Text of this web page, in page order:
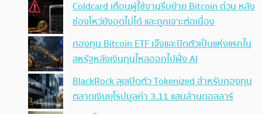
Coldcard เตือนผู้ใช้งานรีบย้าย Bitcoin ด่วน หลัง
ช่องโหว่ยังอุดไม่ได้ และถูกเจาะต่อเนื่อง
กองทุน Bitcoin ETF เจ๊งและปิดตัวเป็นแห่งแรกใน
สหรัฐหลังเงินทุนไหลออกไปฝั่ง AI
BlackRock ลุยเปิดตัว Tokenized สำหรับกองทุน
ตลาดเงินยุโรปมูลค่า 3.11 แสนล้านดอลลาร์